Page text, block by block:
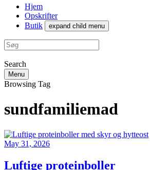
Hjem
Opskrifter
Butik
expand child menu
Search
Menu
Browsing Tag
sundfamiliemad
May 31, 2026
Luftige proteinboller